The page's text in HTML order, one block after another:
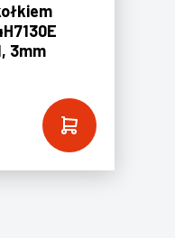
3mm